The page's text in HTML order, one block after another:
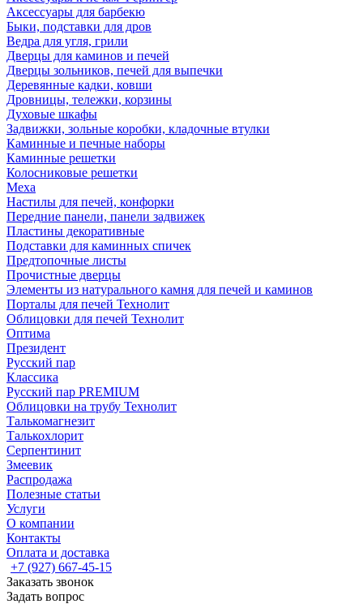
Аксессуары для барбекю
Быки, подставки для дров
Ведра для угля, грили
Дверцы для каминов и печей
Дверцы зольников, печей для выпечки
Деревянные кадки, ковши
Дровницы, тележки, корзины
Духовые шкафы
Задвижки, зольные коробки, кладочные втулки
Каминные и печные наборы
Каминные решетки
Колосниковые решетки
Меха
Настилы для печей, конфорки
Передние панели, панели задвижек
Пластины декоративные
Подставки для каминных спичек
Предтопочные листы
Прочистные дверцы
Элементы из натурального камня для печей и каминов
Порталы для печей Технолит
Облицовки для печей Технолит
Оптима
Президент
Русский пар
Классика
Русский пар PREMIUM
Облицовки на трубу Технолит
Талькомагнезит
Талькохлорит
Серпентинит
Змеевик
Распродажа
Полезные статьи
Услуги
О компании
Контакты
Оплата и доставка
+7 (927) 667-45-15
Заказать звонок
Задать вопрос